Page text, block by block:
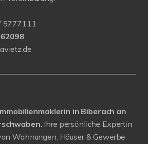
5777111
in Biberach an
Ihre persönliche Expertin
Wohnungen, Häuser & Gewerbe